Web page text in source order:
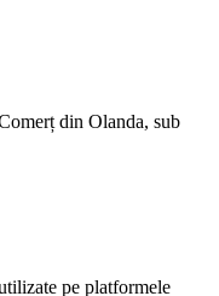
din Olanda, sub
pe platformele